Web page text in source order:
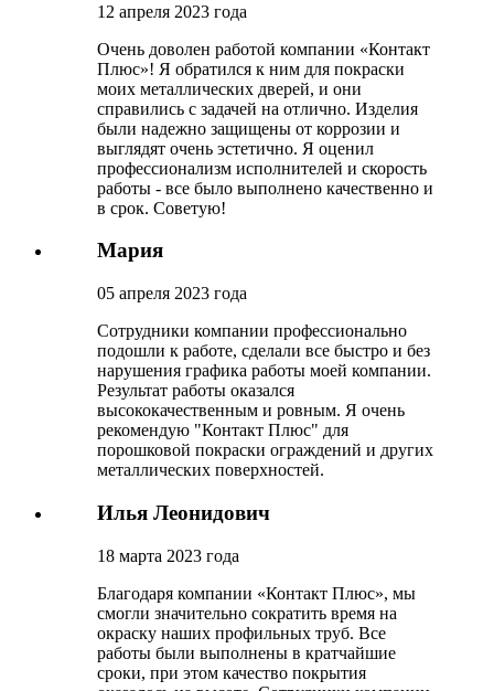
12 апреля 2023 года
Очень доволен работой компании «Контакт
Плюс»! Я обратился к ним для покраски
моих металлических дверей, и они
справились с задачей на отлично. Изделия
были надежно защищены от коррозии и
выглядят очень эстетично. Я оценил
профессионализм исполнителей и скорость
работы - все было выполнено качественно и
в срок. Советую!
Мария
05 апреля 2023 года
Сотрудники компании профессионально
подошли к работе, сделали все быстро и без
нарушения графика работы моей компании.
Результат работы оказался
высококачественным и ровным. Я очень
рекомендую "Контакт Плюс" для
порошковой покраски ограждений и других
металлических поверхностей.
Илья Леонидович
18 марта 2023 года
Благодаря компании «Контакт Плюс», мы
смогли значительно сократить время на
окраску наших профильных труб. Все
работы были выполнены в кратчайшие
сроки, при этом качество покрытия